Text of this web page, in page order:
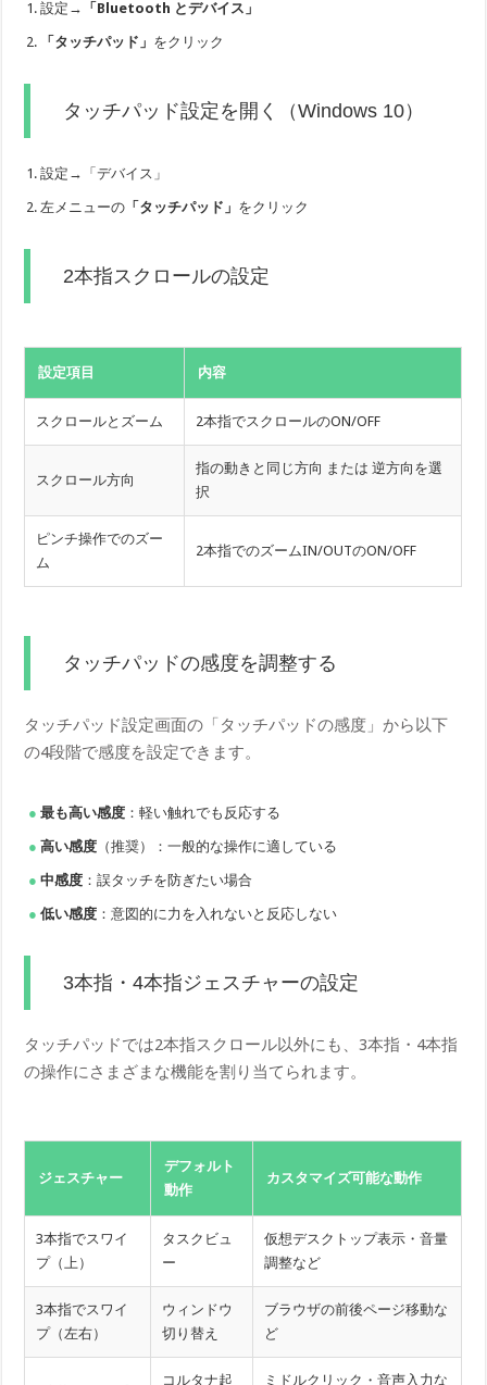
設定→ 「Bluetooth とデバイス」
「タッチパッド」 をクリック
タッチパッド設定を開く（Windows 10）
設定→「デバイス」
左メニューの 「タッチパッド」 をクリック
2本指スクロールの設定
設定項目 内容
スクロールとズーム 2本指でスクロールのON/OFF
スクロール方向
指の動きと同じ方向 または 逆方向を選
択
ピンチ操作でのズー
ム
2本指でのズームIN/OUTのON/OFF
タッチパッドの感度を調整する
タッチパッド設定画面の「タッチパッドの感度」から以下
の4段階で感度を設定できます。
最も高い感度 ：軽い触れでも反応する
高い感度 （推奨）：一般的な操作に適している
中感度 ：誤タッチを防ぎたい場合
低い感度 ：意図的に力を入れないと反応しない
3本指・4本指ジェスチャーの設定
タッチパッドでは2本指スクロール以外にも、3本指・4本指
の操作にさまざまな機能を割り当てられます。
ジェスチャー
デフォルト
動作
カスタマイズ可能な動作
3本指でスワイ
プ（上）
タスクビュ
ー
仮想デスクトップ表示・音量
調整など
3本指でスワイ
プ（左右）
ウィンドウ
切り替え
ブラウザの前後ページ移動な
ど
コルタナ起
ミドルクリック・音声入力な